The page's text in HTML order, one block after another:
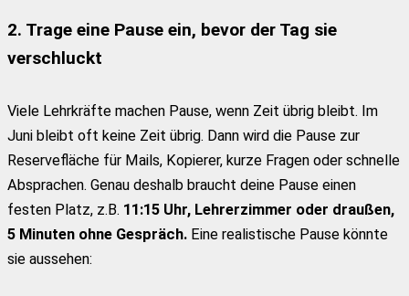
2. Trage eine Pause ein, bevor der Tag sie
verschluckt
Viele Lehrkräfte machen Pause, wenn Zeit übrig bleibt. Im
Juni bleibt oft keine Zeit übrig. Dann wird die Pause zur
Reservefläche für Mails, Kopierer, kurze Fragen oder schnelle
Absprachen. Genau deshalb braucht deine Pause einen
festen Platz, z.B. 11:15 Uhr, Lehrerzimmer oder draußen,
5 Minuten ohne Gespräch. Eine realistische Pause könnte
sie aussehen: